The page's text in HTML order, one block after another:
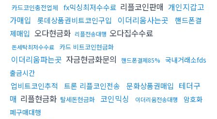
카드코인충전업체 fx믹싱최저수수료 리플코인판매 개인지갑고
가매입
롯데상품권비트코인구입 이더리움사는곳
핸드폰결
제매입 오다현금화 리플전송대행 오다집수수료
돈세탁최저수수료 카드 비트코인현금화
이더리움파는곳 자금현금화문의 핸드폰결제85%
국내거래소fds
출금시간
업비트코인추적 트론 리플코인전송 문화상품권매입
테더구
매 리플현금화 탈세돈현금화 코인믹싱 이더리움전송대행
암호화
폐구매대행